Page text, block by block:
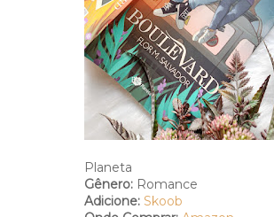
Planeta
Gênero: Romance
Adicione: Skoob